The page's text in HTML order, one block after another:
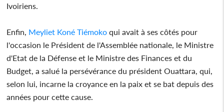
Ivoiriens.
Enfin, Meyliet Koné Tiémoko qui avait à ses côtés pour
l'occasion le Président de l'Assemblée nationale, le Ministre
d'Etat de la Défense et le Ministre des Finances et du
Budget, a salué la persévérance du président Ouattara, qui,
selon lui, incarne la croyance en la paix et se bat depuis des
années pour cette cause.